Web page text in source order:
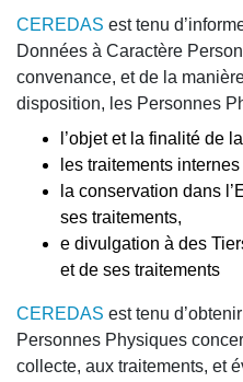
CEREDAS est tenu
Données à Caractère
convenance, et de la
disposition, les Personnes
l’objet et la finalité de
les traitements
la conservation dans
ses traitements,
e divulgation à des
et de ses traitements
CEREDAS est tenu
Personnes Physiques
collecte, aux traitements, et